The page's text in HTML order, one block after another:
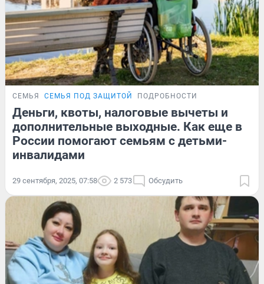
СЕМЬЯ СЕМЬЯ ПОД ЗАЩИТОЙ ПОДРОБНОСТИ
Деньги, квоты, налоговые вычеты и
дополнительные выходные. Как еще в
России помогают семьям с детьми-
инвалидами
29 сентября, 2025, 07:58 2 573 Обсудить